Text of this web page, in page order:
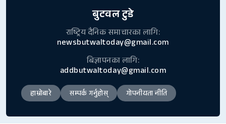
बुटवल टुडे
राष्ट्रिय दैनिक समाचारका लागि:
newsbutwaltoday@gmail.com
बिज्ञापनका लागि:
addbutwaltoday@gmail.com
हाम्रोबारे सम्पर्क गर्नुहोस् गोपनीयता नीति